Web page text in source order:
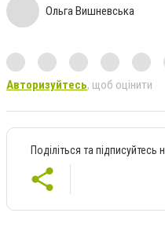
Ольга Вишневська
Авторизуйтесь, щоб оцінити
Поділіться та підписуйтесь